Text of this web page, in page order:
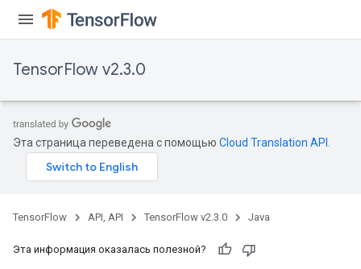
TensorFlow v2.3.0
Эта страница переведена с помощью Cloud Translation API
TensorFlow API, API TensorFlow v2.3.0 Java
Эта информация оказалась полезной?